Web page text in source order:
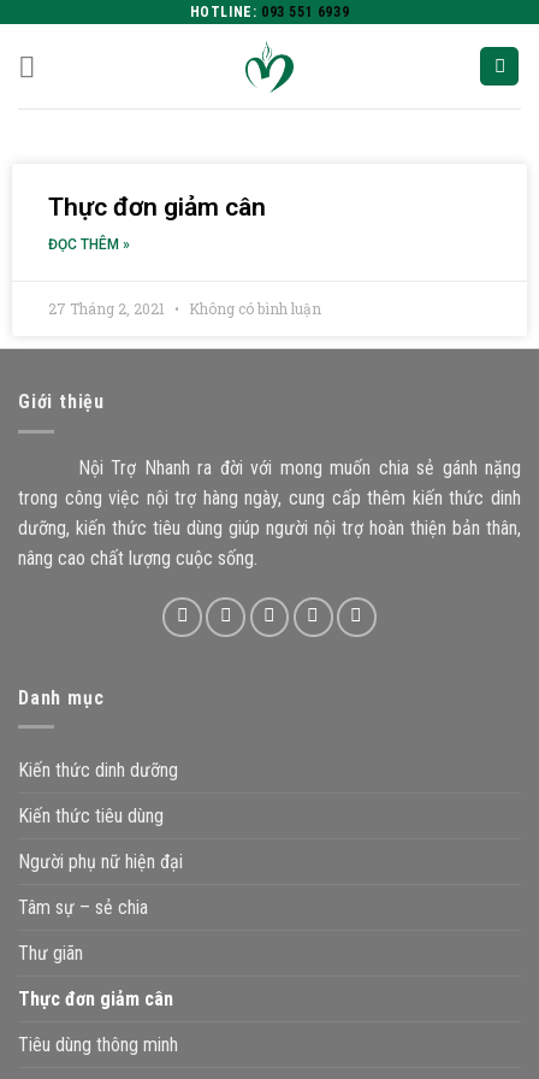
HOTLINE: 093 551 6939
Thực đơn giảm cân
ĐỌC THÊM »
27 Tháng 2, 2021 Không có bình luận
Giới thiệu
Nội Trợ Nhanh ra đời với mong muốn chia sẻ gánh nặng
trong công việc nội trợ hàng ngày, cung cấp thêm kiến thức dinh
dưỡng, kiến thức tiêu dùng giúp người nội trợ hoàn thiện bản thân,
nâng cao chất lượng cuộc sống.
Danh mục
Kiến thức dinh dưỡng
Kiến thức tiêu dùng
Người phụ nữ hiện đại
Tâm sự – sẻ chia
Thư giãn
Thực đơn giảm cân
Tiêu dùng thông minh